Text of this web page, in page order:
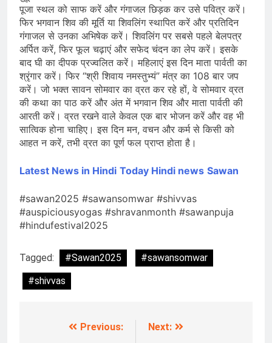
पूजा स्थल को साफ करें और गंगाजल छिड़क कर उसे पवित्र करें।
फिर भगवान शिव की मूर्ति या शिवलिंग स्थापित करें और प्रतिदिन
गंगाजल से उनका अभिषेक करें। शिवलिंग पर सबसे पहले बेलपत्र
अर्पित करें, फिर फूल चढ़ाएं और सफेद चंदन का लेप करें। इसके
बाद घी का दीपक प्रज्वलित करें। महिलाएं इस दिन माता पार्वती का
श्रृंगार करें। फिर “श्री शिवाय नमस्तुभ्यं” मंत्र का 108 बार जप
करें। जो भक्त सावन सोमवार का व्रत कर रहे हों, वे सोमवार व्रत
की कथा का पाठ करें और अंत में भगवान शिव और माता पार्वती की
आरती करें। व्रत रखने वाले केवल एक बार भोजन करें और वह भी
सात्विक होना चाहिए। इस दिन मन, वचन और कर्म से किसी को
आहत न करें, तभी व्रत का पूर्ण फल प्राप्त होता है।
Latest News in Hindi Today Hindi news Sawan
#sawan2025 #sawansomwar #shivvas
#auspiciousyogas #shravanmonth #sawanpuja
#hindufestival2025
Tagged: #Sawan2025
#sawansomwar
#shivvas
Previous:
Next: